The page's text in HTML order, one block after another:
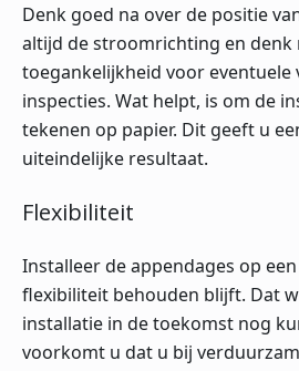
Denk goed na over de positie
altijd de stroomrichting en denk
toegankelijkheid voor eventuele
inspecties. Wat helpt, is om de
tekenen op papier. Dit geeft u
uiteindelijke resultaat.
Flexibiliteit
Installeer de appendages op
flexibiliteit behouden blijft. Dat
installatie in de toekomst nog
voorkomt u dat u bij